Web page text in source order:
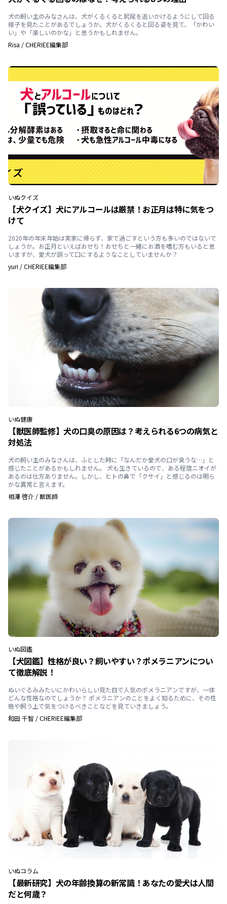
犬の飼い主のみなさんは、犬がくるくると尻尾を追いかけるようにして回る
様子を見たことがあるでしょうか。犬がくるくると回る姿を見て、「かわい
い」や「楽しいのかな」と思うかもしれません。
Risa /CHERIEE編集部
いぬクイズ
【犬クイズ】犬にアルコールは厳禁！お正月は特に気をつ
けて
2020年の年末年始は実家に帰らず、家で過ごすという方も多いのではないで
しょうか。お正月といえばおせち！おせちと一緒にお酒を嗜む方もいると思
いますが、愛犬が誤って口にするようなことしていませんか？
yuri /CHERIEE編集部
いぬ健康
【獣医師監修】犬の口臭の原因は？考えられる6つの病気と
対処法
犬の飼い主のみなさんは、ふとした時に「なんだか愛犬の口が臭うな…」と
感じたことがあるかもしれません。 犬も生きているので、ある程度ニオイが
あるのは仕方ありません。しかし、ヒトの鼻で「クサイ」と感じるのは明ら
かな異常と言えます。
相澤 啓介 /獣医師
いぬ図鑑
【犬図鑑】性格が良い？飼いやすい？ポメラニアンについ
て徹底解説！
ぬいぐるみみたいにかわいらしい見た目で人気のポメラニアンですが、一体
どんな性格なのでしょうか？ ポメラニアンのことをよく知るために、その性
格や飼う上で気をつけるべきことなどを見ていきましょう。
和田 千智 /CHERIEE編集部
いぬコラム
【最新研究】犬の年齢換算の新常識！あなたの愛犬は人間
だと何歳？